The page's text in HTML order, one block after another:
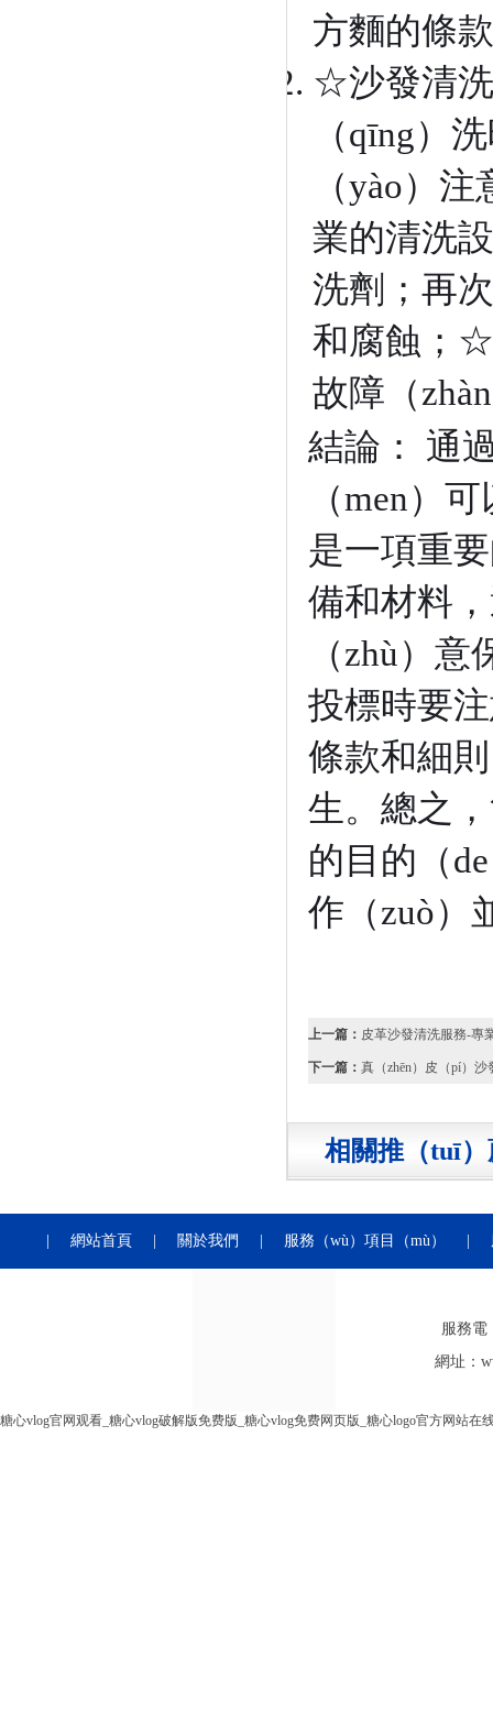
方麵的條
☆沙發清洗
（qīng）
（yào）
業的清洗
洗劑；再
和腐蝕；☆
故障（
結論： 通
（men）
是一項重
備和材料
（zhù）
投標時要
條款和細
生。總之
的目的（
作（zuò）
上一篇： 皮革沙發清洗服務-專
下一篇： 真（zhēn）皮（pí）
相關推（tuī
| 網站首頁 | 關於我們 | 服務（wù）項目（mù） |
服務電
網址：
糖心vlog官网观看_糖心vlog破解版免费版_糖心vlog免费网页版_糖心logo官方网站在